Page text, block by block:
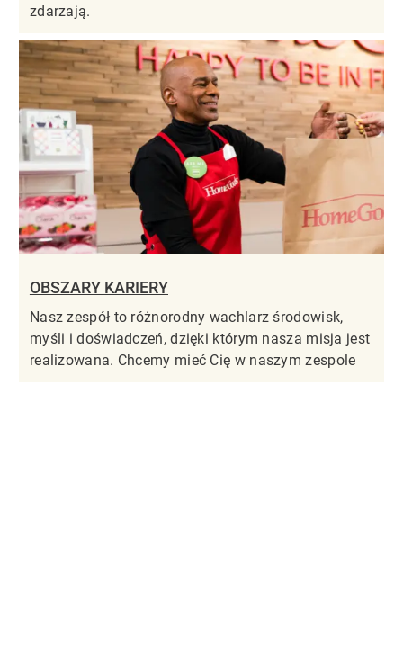
zdarzają.
OBSZARY KARIERY
Nasz zespół to różnorodny wachlarz środowisk,
myśli i doświadczeń, dzięki którym nasza misja jest
realizowana. Chcemy mieć Cię w naszym zespole